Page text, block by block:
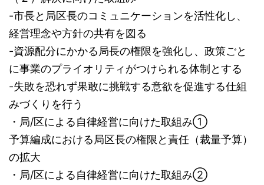
-市長と局区長のコミュニケーションを活性化し、
経営理念や方針の共有を図る
-資源配分にかかる局長の権限を強化し、政策ごと
に事業のプライオリティがつけられる体制とする
-失敗を恐れず果敢に挑戦する意欲を促進する仕組
みづくりを行う
・局/区による自律経営に向けた取組み①
予算編成における局区長の権限と責任（裁量予算）
の拡大
・局/区による自律経営に向けた取組み②